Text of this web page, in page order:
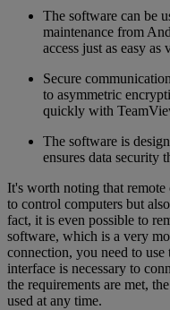
The software can be
maintenance from
access just as easy as
Secure
to asymmetric
quickly with
The software is
ensures data security
It's worth noting that
to control computers but
fact, it is even possible to
software, which is a very
connection, you need to
interface is necessary to
the requirements are met,
used at any time.